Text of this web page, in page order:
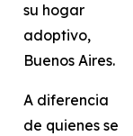
su hogar
adoptivo,
Buenos Aires.
A diferencia
de quienes se